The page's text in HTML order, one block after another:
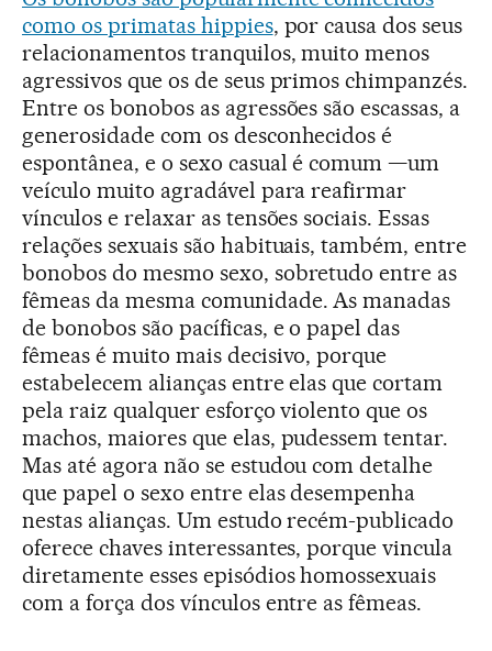
como os primatas hippies, por causa dos seus
relacionamentos tranquilos, muito menos
agressivos que os de seus primos chimpanzés.
Entre os bonobos as agressões são escassas, a
generosidade com os desconhecidos é
espontânea, e o sexo casual é comum —um
veículo muito agradável para reafirmar
vínculos e relaxar as tensões sociais. Essas
relações sexuais são habituais, também, entre
bonobos do mesmo sexo, sobretudo entre as
fêmeas da mesma comunidade. As manadas
de bonobos são pacíficas, e o papel das
fêmeas é muito mais decisivo, porque
estabelecem alianças entre elas que cortam
pela raiz qualquer esforço violento que os
machos, maiores que elas, pudessem tentar.
Mas até agora não se estudou com detalhe
que papel o sexo entre elas desempenha
nestas alianças. Um estudo recém-publicado
oferece chaves interessantes, porque vincula
diretamente esses episódios homossexuais
com a força dos vínculos entre as fêmeas.